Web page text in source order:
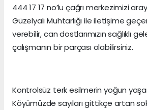
444 17 17 no’lu çağrı merkezimizi
Güzelyalı Muhtarlığı ile iletişime
verebilir, can dostlarımızın sağlıklı
çalışmanın bir parçası olabilirsiniz.
Kontrolsüz terk esilmerin yoğun
Köyümüzde sayıları gittikçe artan